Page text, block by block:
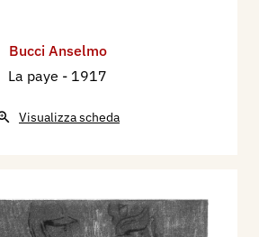
Bucci Anselmo
La paye - 1917
Visualizza scheda